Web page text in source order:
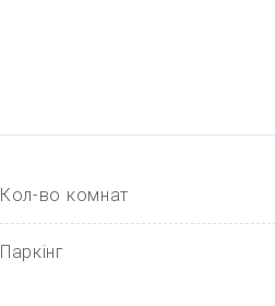
Кол-во комнат
Паркінг